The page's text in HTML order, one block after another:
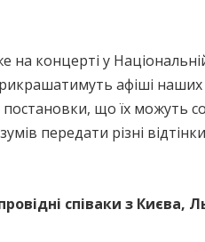
на концерті у
афіші
що їх можуть
передати різні
співаки з Києва,